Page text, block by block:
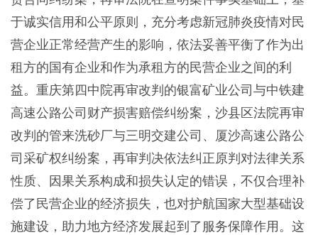
于诚实信用和公平原则，充分考虑新冠肺炎疫情对民
营企业正常经营产生的影响，依法妥善平衡了作为出
租方的国有企业和作为承租方的民营企业之间的利
益。重庆第四中院再审改判的银富矿业公司与中铁建
高速公路公司财产损害赔偿纠纷案，沙县区法院再审
改判的管来洗砂厂与三明交建公司、厦沙高速公路公
司采矿权纠纷案，再审判决依法纠正原判对法律关系
性质、因果关系构成和损失认定的错误，不仅合理补
偿了民营企业的经济损失，也对护航国家大型基础设
施建设，助力地方经济发展起到了服务保障作用。这